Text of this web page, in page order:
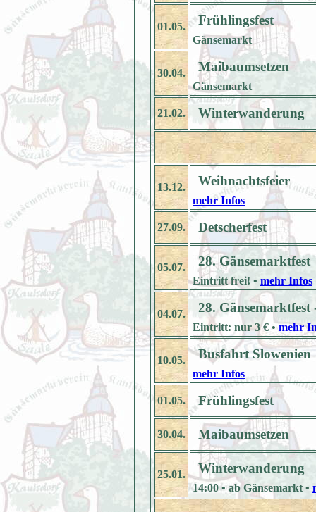
01.05. Frühlingsfest
Gänsemarkt
30.04. Maibaumsetzen
Gänsemarkt
21.02. Winterwanderung
13.12. Weihnachtsfeier
mehr Infos
27.09. Detscherfest
05.07. 28. Gänsemarktfest
Eintritt frei! • mehr Infos
04.07. 28. Gänsemarktfest
Eintritt: nur 3 € •mehr
10.05. Busfahrt Slowenien
mehr Infos
01.05. Frühlingsfest
30.04. Maibaumsetzen
25.01. Winterwanderung
14:00 • ab Gänsemarkt •